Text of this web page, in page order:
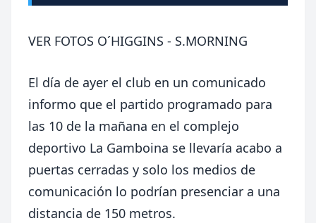
VER FOTOS O´HIGGINS - S.MORNING
El día de ayer el club en un comunicado
informo que el partido programado para
las 10 de la mañana en el complejo
deportivo La Gamboina se llevaría acabo a
puertas cerradas y solo los medios de
comunicación lo podrían presenciar a una
distancia de 150 metros.